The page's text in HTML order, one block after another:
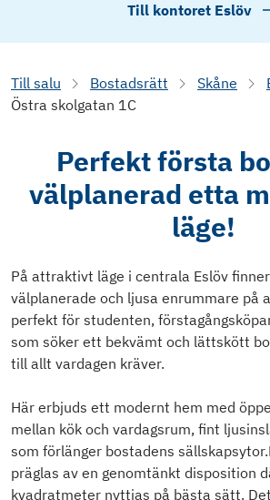
Till kontoret Eslöv
Till salu Bostadsrätt Skåne
Östra skolgatan 1C
Perfekt första
välplanerad etta
läge!
På attraktivt läge i centrala Eslöv
välplanerade och ljusa enrummare på
perfekt för studenten,
som söker ett bekvämt och lättskött
till allt vardagen kräver.
Här erbjuds ett modernt hem med
mellan kök och vardagsrum, fint
som förlänger bostadens
präglas av en genomtänkt disposition
kvadratmeter nyttjas på bästa sätt.